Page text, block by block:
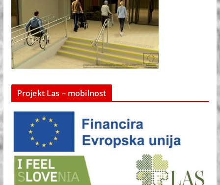
Projekt Las – mobilnost